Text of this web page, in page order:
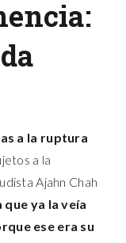
a la ruptura
a la
Ajahn Chah
ya la veía
ese era su